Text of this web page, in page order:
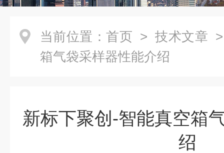
当前位置： 首页 > 技术文章
箱气袋采样器性能介绍
新标下聚创-智能真空箱
绍